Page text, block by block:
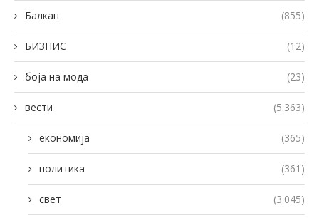
Балкан (855)
БИЗНИС (12)
боја на мода (23)
вести (5.363)
економија (365)
политика (361)
свет (3.045)